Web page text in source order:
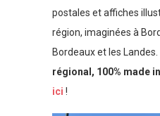
postales et affiches
région, imaginées à
Bordeaux et les Landes.
régional, 100% made
ici !